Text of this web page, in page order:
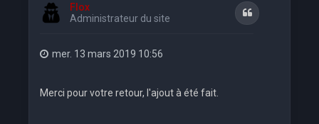
Flox
Administrateur du site
Citation
mer. 13 mars 2019 10:56
Merci pour votre retour, l'ajout à été fait.